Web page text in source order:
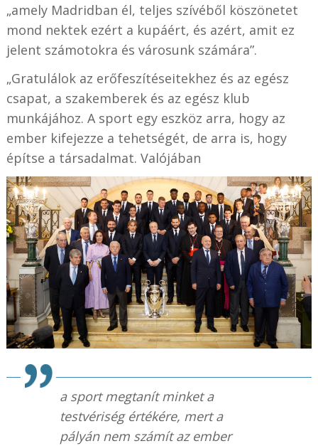
„amely Madridban él, teljes szívéből köszönetet
mond nektek ezért a kupáért, és azért, amit ez
jelent számotokra és városunk számára”.
„Gratulálok az erőfeszítéseitekhez és az egész
csapat, a szakemberek és az egész klub
munkájához. A sport egy eszköz arra, hogy az
ember kifejezze a tehetségét, de arra is, hogy
építse a társadalmat. Valójában
a sport megtanít minket a
testvériség értékére, mert a
pályán nem számít az ember